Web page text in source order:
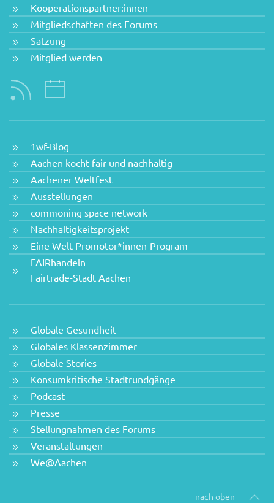
Kooperationspartner:innen
Mitgliedschaften des Forums
Satzung
Mitglied werden
1wf-Blog
Aachen kocht fair und nachhaltig
Aachener Weltfest
Ausstellungen
commoning space network
Nachhaltigkeitsprojekt
Eine Welt-Promotor*innen-Program
FAIRhandeln
Fairtrade-Stadt Aachen
Globale Gesundheit
Globales Klassenzimmer
Globale Stories
Konsumkritische Stadtrundgänge
Podcast
Presse
Stellungnahmen des Forums
Veranstaltungen
We@Aachen
nach oben